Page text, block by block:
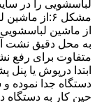
لباسشویی را در
مشکل ۶:از
از ماشین
به محل دقیق نشت
متفاوت برای رفع
ابتدا درپوش یا
دستگاه ﺟﺪا ﻧﻤﻮده
حین کار به